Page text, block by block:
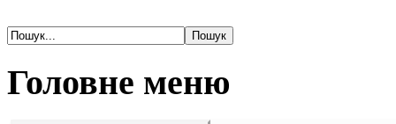
Головне меню